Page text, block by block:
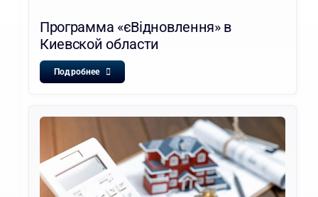
Программа «єВідновлення» в
Киевской области
Подробнее